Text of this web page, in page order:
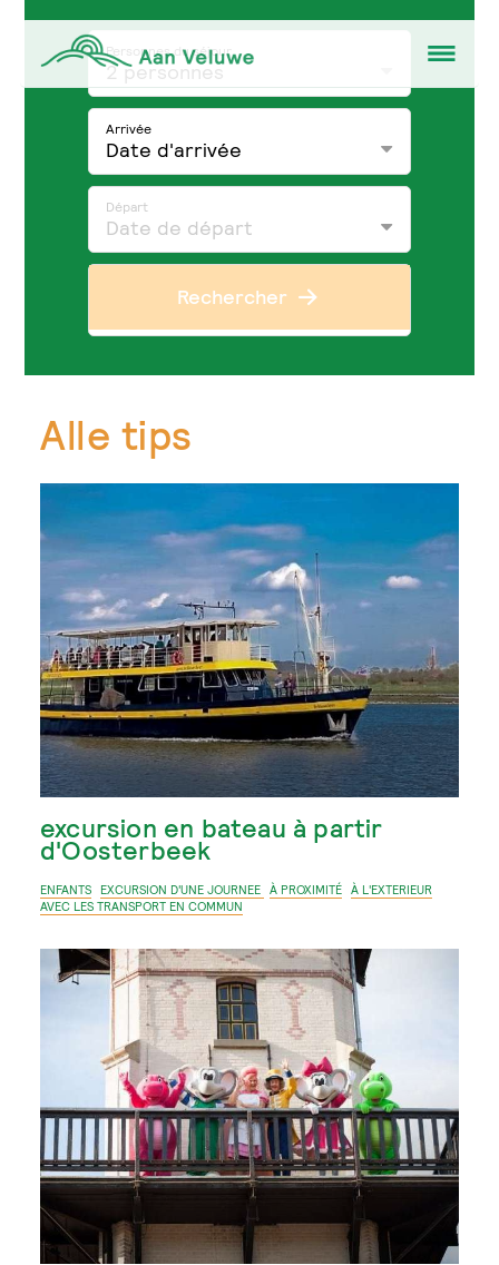
Personnes du séjour
2 personnes
Arrivée
Date d'arrivée
Départ
Date de départ
Rechercher
Alle tips
excursion en bateau à partir
d'Oosterbeek
ENFANTS EXCURSION D'UNE JOURNEE À PROXIMITÉ À L'EXTERIEUR
AVEC LES TRANSPORT EN COMMUN